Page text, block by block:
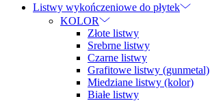
Listwy wykończeniowe do płytek
KOLOR
Złote listwy
Srebrne listwy
Czarne listwy
Grafitowe listwy (gunmetal)
Miedziane listwy (kolor)
Białe listwy